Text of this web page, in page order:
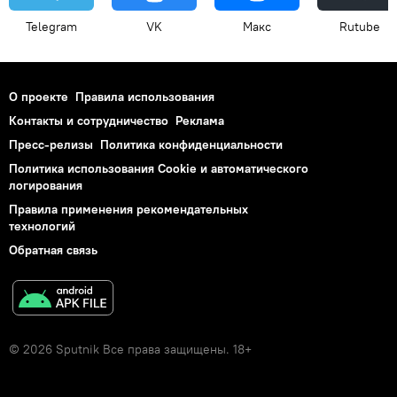
Telegram VK Макс Rutube
О проекте Правила использования
Контакты и сотрудничество Реклама
Пресс-релизы Политика конфиденциальности
Политика использования Cookie и автоматического
логирования
Правила применения рекомендательных
технологий
Обратная связь
© 2026 Sputnik Все права защищены. 18+